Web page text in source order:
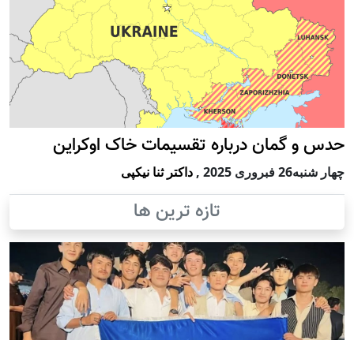
حدس و گمان درباره تقسیمات خاک اوکراین
چهار شنبه26 فبروری 2025 , داکتر ثنا نیکپی
تازه ترین ها